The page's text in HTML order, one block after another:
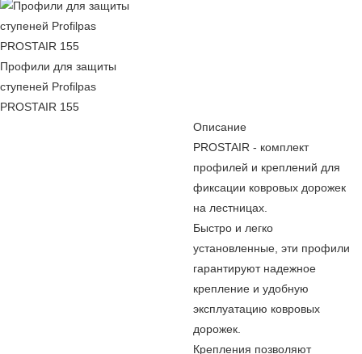
Профили для защиты
ступеней Profilpas
PROSTAIR 155
Описание
PROSTAIR - комплект
профилей и креплений для
фиксации ковровых дорожек
на лестницах.
Быстро и легко
установленные, эти профили
гарантируют надежное
крепление и удобную
эксплуатацию ковровых
дорожек.
Крепления позволяют